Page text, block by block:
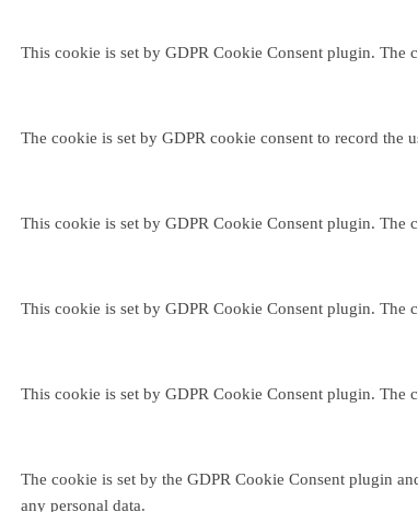
This cookie is set by GDPR Cookie Consent plugin. The
The cookie is set by GDPR cookie consent to record the
This cookie is set by GDPR Cookie Consent plugin. The
This cookie is set by GDPR Cookie Consent plugin. The
This cookie is set by GDPR Cookie Consent plugin. The
The cookie is set by the GDPR Cookie Consent plugin
any personal data.